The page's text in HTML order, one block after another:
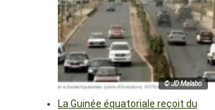
© JD Malabo
La Guinée équatoriale reçoit du